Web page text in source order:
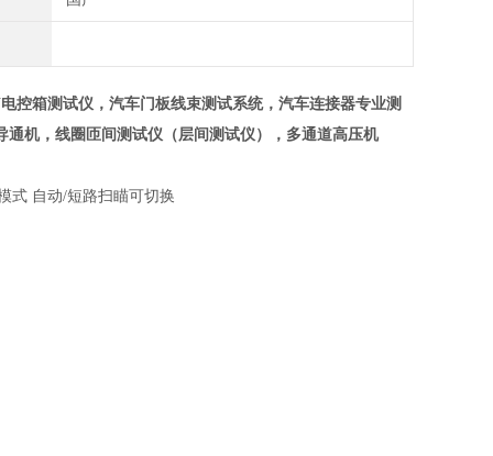
控箱测试仪，汽车门板线束测试系统，汽车连接器专业测
机，线圈匝间测试仪（层间测试仪），多通道高压机
式 自动/短路扫瞄可切换